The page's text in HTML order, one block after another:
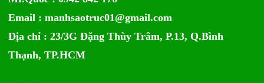
Email :manhsaotruc01@gmail.com
Địa chỉ : 23/3G Đặng Thùy Trâm, P.13, Q.Bình
Thạnh, TP.HCM